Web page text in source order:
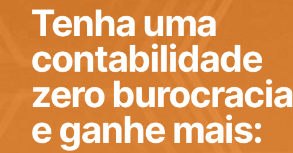
Tenha uma
contabilidade
zero burocracia
e ganhe mais: